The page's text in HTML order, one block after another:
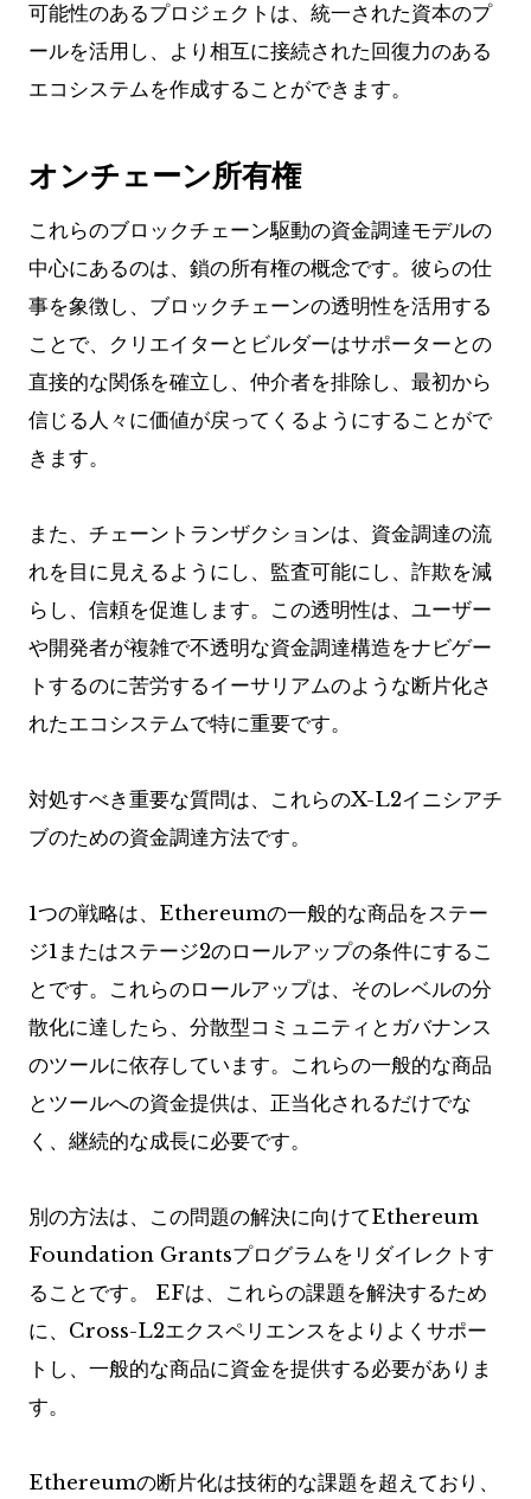
可能性のあるプロジェクトは、統一された資本のプ
ールを活用し、より相互に接続された回復力のある
エコシステムを作成することができます。
オンチェーン所有権
これらのブロックチェーン駆動の資金調達モデルの
中心にあるのは、鎖の所有権の概念です。彼らの仕
事を象徴し、ブロックチェーンの透明性を活用する
ことで、クリエイターとビルダーはサポーターとの
直接的な関係を確立し、仲介者を排除し、最初から
信じる人々に価値が戻ってくるようにすることがで
きます。
また、チェーントランザクションは、資金調達の流
れを目に見えるようにし、監査可能にし、詐欺を減
らし、信頼を促進します。この透明性は、ユーザー
や開発者が複雑で不透明な資金調達構造をナビゲー
トするのに苦労するイーサリアムのような断片化さ
れたエコシステムで特に重要です。
対処すべき重要な質問は、これらのX-L2イニシアチ
ブのための資金調達方法です。
1つの戦略は、Ethereumの一般的な商品をステー
ジ1またはステージ2のロールアップの条件にするこ
とです。これらのロールアップは、そのレベルの分
散化に達したら、分散型コミュニティとガバナンス
のツールに依存しています。これらの一般的な商品
とツールへの資金提供は、正当化されるだけでな
く、継続的な成長に必要です。
別の方法は、この問題の解決に向けてEthereum
Foundation Grantsプログラムをリダイレクトす
ることです。 EFは、これらの課題を解決するため
に、Cross-L2エクスペリエンスをよりよくサポー
トし、一般的な商品に資金を提供する必要がありま
す。
Ethereumの断片化は技術的な課題を超えており、